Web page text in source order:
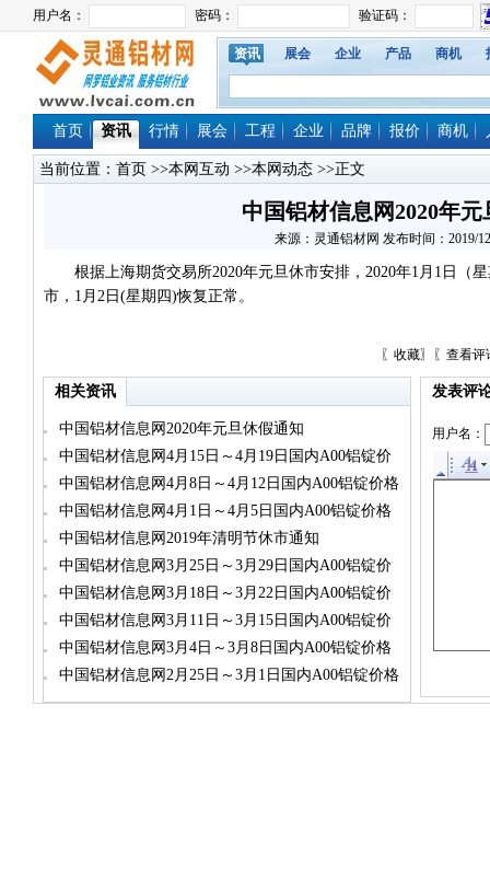
资讯 展会 企业 产品 商机
首页 资讯 行情 展会 工程 企业 品牌 报价 商机
当前位置： 首页 >>本网互动 >>本网动态 >>正文
中国铝材信息网2020年
来源：灵通铝材网 发布时间：2019/
根据上海期货交易所2020年元旦休市安排，2020年1月1日（
市，1月2日(星期四)恢复正常。
〖 收藏〗〖 查看评
相关资讯
中国铝材信息网2020年元旦休假通知
中国铝材信息网4月15日～4月19日国内A00铝锭价
格涨跌幅情况表
中国铝材信息网4月8日～4月12日国内A00铝锭价格
涨跌幅情况表
中国铝材信息网4月1日～4月5日国内A00铝锭价格
涨跌幅情况表
中国铝材信息网2019年清明节休市通知
中国铝材信息网3月25日～3月29日国内A00铝锭价
格涨跌幅情况表
中国铝材信息网3月18日～3月22日国内A00铝锭价
格涨跌幅情况表
中国铝材信息网3月11日～3月15日国内A00铝锭价
格涨跌幅情况表
中国铝材信息网3月4日～3月8日国内A00铝锭价格
涨跌幅情况表
中国铝材信息网2月25日～3月1日国内A00铝锭价格
涨跌幅情况表
发表评
用户名：